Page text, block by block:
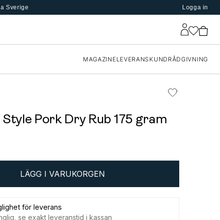
Sverige Logga in
MAGAZINELEVERANS KUNDRÅDGIVNING
Pork Dry Rub 175 gram
LÄGG I VARUKORGEN
för leverans
se exakt leveranstid i kassan